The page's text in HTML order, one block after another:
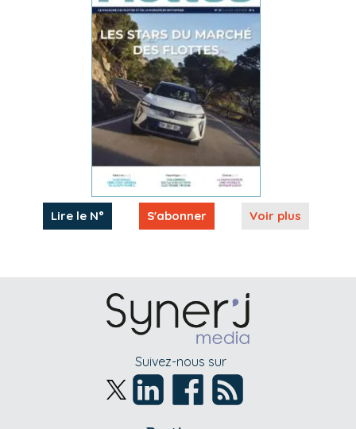
Lire le N° S'abonner Voir plus
Suivez-nous sur